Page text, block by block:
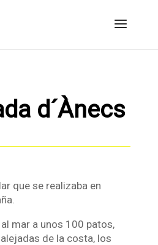
d´Ànecs
que se realizaba en
mar a unos 100 patos,
de la costa, los